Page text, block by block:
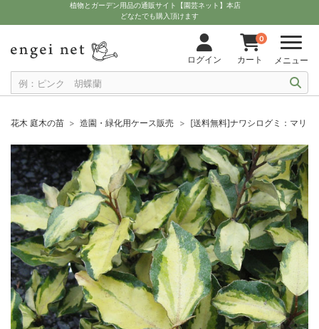
植物とガーデン用品の通販サイト【園芸ネット】本店
どなたでも購入頂けます
ログイン
0
カート メニュー
花木 庭木の苗 造園・緑化用ケース販売 [送料無料]ナワシログミ：マリ